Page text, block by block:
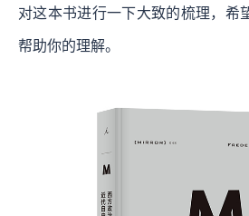
对这本书进行一下大致的梳理，希
帮助你的理解。